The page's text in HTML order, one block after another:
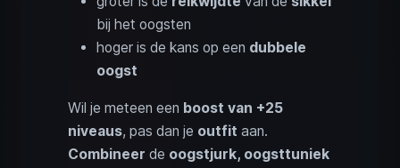
bij het oogsten
hoger is de kans op een dubbele
oogst
Wil je meteen een boost van +25
niveaus, pas dan je outfit aan.
Combineer de oogstjurk, oogsttuniek